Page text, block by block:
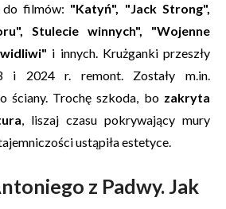
do filmów: "Katyń", "Jack Strong",
Stulecie winnych", "Wojenne
i innych. Krużganki przeszły
i 2024 r. remont. Zostały m.in.
ściany. Trochę szkoda, bo zakryta
, liszaj czasu pokrywający mury
ustąpiła estetyce.
z Padwy. Jak